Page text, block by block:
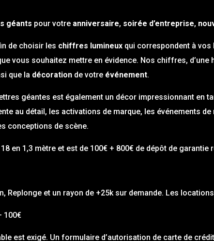
géants pour votre anniversaire, soirée d’entreprise,
de choisir les chiffres lumineux qui correspondent à vos
vous souhaitez mettre en évidence. Nos chiffres, d’une
que la décoration de votre événement.
géantes est également un décor impressionnant en
au détail, les activations de marque, les événements
conceptions de scène.
en 1,3 mètre et est de 100€ + 800€ de dépôt de garantie
Replonge et un rayon de +25k sur demande. Les
100€
est exigé. Un formulaire d’autorisation de carte de